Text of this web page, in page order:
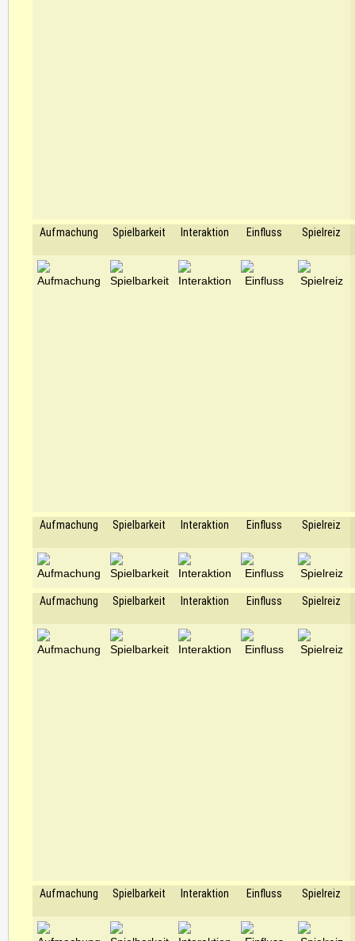
Aufmachung Spielbarkeit Interaktion Einfluss Spielreiz
Aufmachung Spielbarkeit Interaktion Einfluss Spielreiz
Aufmachung Spielbarkeit Interaktion Einfluss Spielreiz
Aufmachung Spielbarkeit Interaktion Einfluss Spielreiz